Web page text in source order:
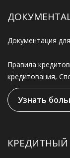
Документация
Правила
кредитования,
Узнать
КРЕДИТНЫЙ